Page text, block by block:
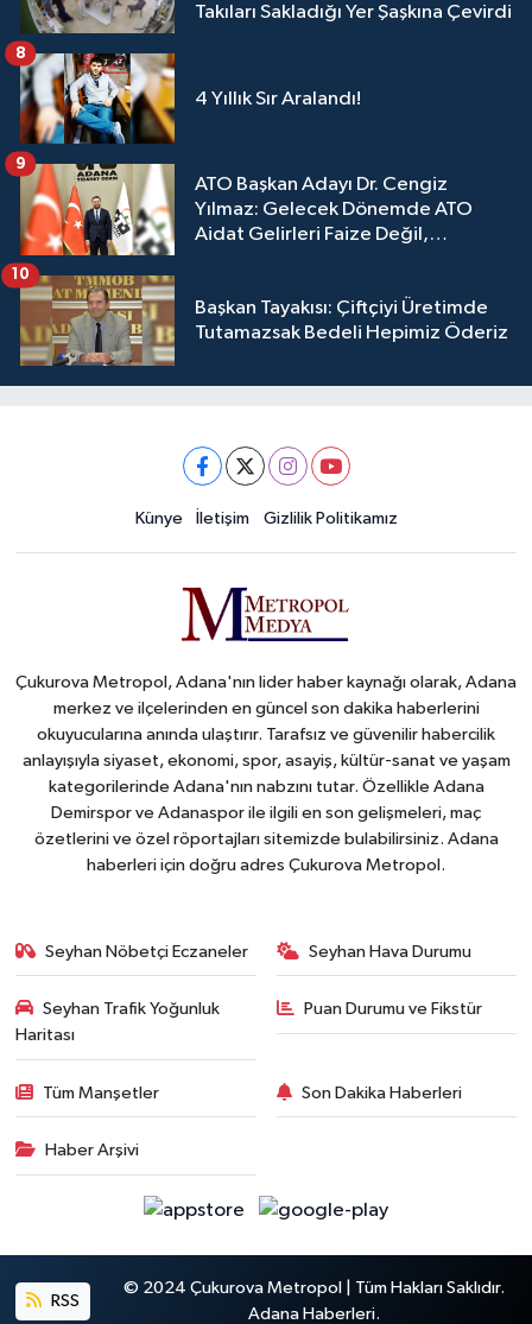
Takıları Sakladığı Yer Şaşkına Çevirdi
4 Yıllık Sır Aralandı!
8
ATO Başkan Adayı Dr. Cengiz
Yılmaz: Gelecek Dönemde ATO
Aidat Gelirleri Faize Değil,
9
Başkan Tayakısı: Çiftçiyi Üretimde
Tutamazsak Bedeli Hepimiz Öderiz
10
Künye İletişim Gizlilik Politikamız
Çukurova Metropol, Adana'nın lider haber kaynağı olarak, Adana
merkez ve ilçelerinden en güncel son dakika haberlerini
okuyucularına anında ulaştırır. Tarafsız ve güvenilir habercilik
anlayışıyla siyaset, ekonomi, spor, asayiş, kültür-sanat ve yaşam
kategorilerinde Adana'nın nabzını tutar. Özellikle Adana
Demirspor ve Adanaspor ile ilgili en son gelişmeleri, maç
özetlerini ve özel röportajları sitemizde bulabilirsiniz. Adana
haberleri için doğru adres Çukurova Metropol.
Seyhan Nöbetçi Eczaneler Seyhan Hava Durumu
Seyhan Trafik Yoğunluk
Haritası
Puan Durumu ve Fikstür
Tüm Manşetler Son Dakika Haberleri
Haber Arşivi
RSS
© 2024 Çukurova Metropol | Tüm Hakları Saklıdır.
Adana Haberleri.